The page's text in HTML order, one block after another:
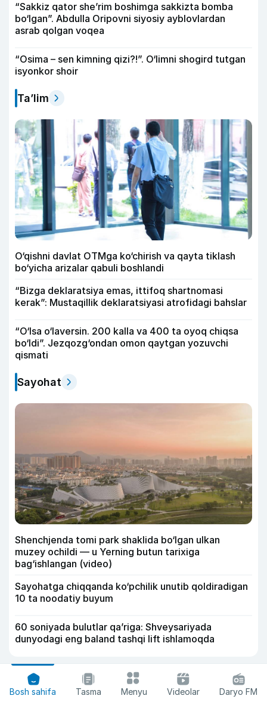
“Sakkiz qator she’rim boshimga sakkizta bomba
bo‘lgan”. Abdulla Oripovni siyosiy ayblovlardan
asrab qolgan voqea
“Osima – sen kimning qizi?!”. O‘limni shogird tutgan
isyonkor shoir
Ta’lim
O‘qishni davlat OTMga ko‘chirish va qayta tiklash
bo‘yicha arizalar qabuli boshlandi
“Bizga deklaratsiya emas, ittifoq shartnomasi
kerak”: Mustaqillik deklaratsiyasi atrofidagi bahslar
“O‘lsa o‘laversin. 200 kalla va 400 ta oyoq chiqsa
bo‘ldi”. Jezqozg‘ondan omon qaytgan yozuvchi
qismati
Sayohat
Shenchjenda tomi park shaklida bo‘lgan ulkan
muzey ochildi — u Yerning butun tarixiga
bag‘ishlangan (video)
Sayohatga chiqqanda ko‘pchilik unutib qoldiradigan
10 ta noodatiy buyum
60 soniyada bulutlar qa’riga: Shveysariyada
dunyodagi eng baland tashqi lift ishlamoqda
Bosh sahifa Tasma Menyu Videolar Daryo FM